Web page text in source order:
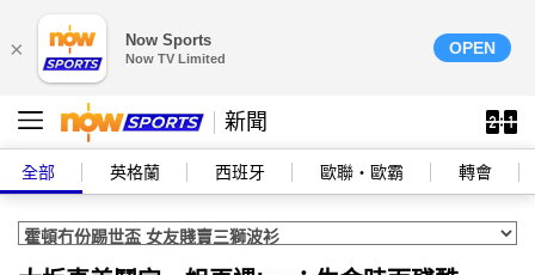
× Now Sports
Now TV Limited
OPEN
新聞
全部 英格蘭 西班牙 歐聯‧歐霸 轉會